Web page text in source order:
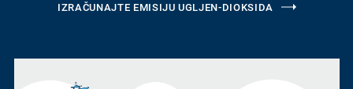
IZRAČUNAJTE EMISIJU UGLJEN-DIOKSIDA